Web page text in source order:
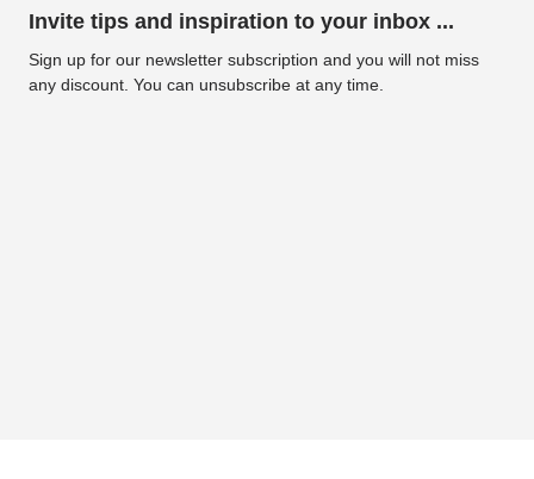
Invite tips and inspiration to your inbox ...
Sign up for our newsletter subscription and you will not miss
any discount. You can unsubscribe at any time.